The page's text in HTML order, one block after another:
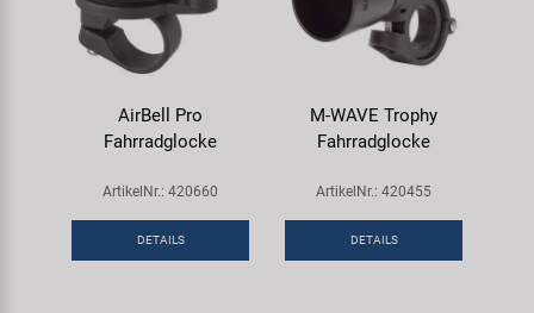
AirBell Pro
Fahrradglocke
ArtikelNr.: 420660
DETAILS
M-WAVE Trophy
Fahrradglocke
ArtikelNr.: 420455
DETAILS